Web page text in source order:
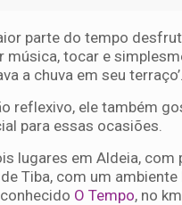
parte do tempo
música, tocar e
a chuva em seu terraço’.
reflexivo, ele também
para essas ocasiões.
lugares em Aldeia,
Tiba, com um ambiente
O Tempo, no